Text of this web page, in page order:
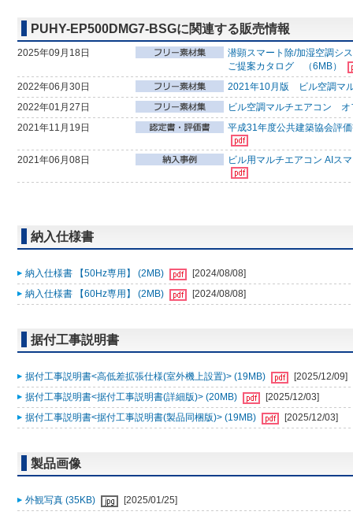
PUHY-EP500DMG7-BSGに関連する販売情報
2025年09月18日
潜顕スマート除/加湿空調シ
ご提案カタログ （6MB）
2022年06月30日
2021年10月版 ビル空調マ
2022年01月27日
ビル空調マルチエアコン
2021年11月19日
平成31年度公共建築協会評
2021年06月08日 ビル用マルチエアコン AIス
納入仕様書
納入仕様書 【50Hz専用】 (2MB)
[2024/08/08]
納入仕様書 【60Hz専用】 (2MB)
[2024/08/08]
据付工事説明書
据付工事説明書<高低差拡張仕様(室外機上設置)> (19MB)
[2025/12/09]
据付工事説明書<据付工事説明書(詳細版)> (20MB)
[2025/12/03]
据付工事説明書<据付工事説明書(製品同梱版)> (19MB)
[2025/12/03]
製品画像
外観写真 (35KB) [2025/01/25]